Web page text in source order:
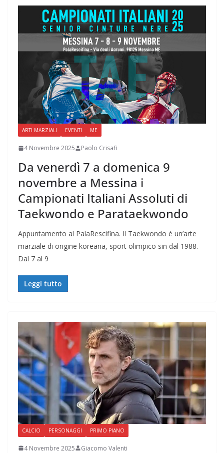
ARTI MARZIALI EVENTI ME
4 Novembre 2025 Paolo Crisafi
Da venerdì 7 a domenica 9
novembre a Messina i
Campionati Italiani Assoluti di
Taekwondo e Parataekwondo
Appuntamento al PalaRescifina. Il Taekwondo è un’arte
marziale di origine koreana, sport olimpico sin dal 1988.
Dal 7 al 9
Leggi tutto
CALCIO PERSONAGGI PRIMO PIANO
4 Novembre 2025 Giacomo Valenti